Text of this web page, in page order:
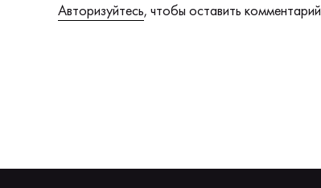
Авторизуйтесь, чтобы оставить комментарий